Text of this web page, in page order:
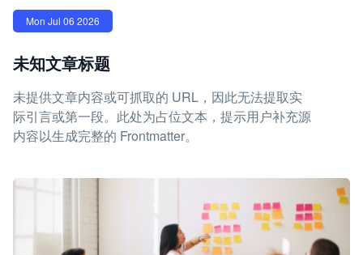
Mon Jul 06 2026
未知文章标题
未提供文章内容或可抓取的 URL，因此无法提取实
际引言或第一段。此处为占位文本，提示用户补充源
内容以生成完整的 Frontmatter。